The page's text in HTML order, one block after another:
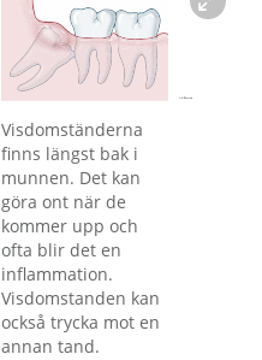
Förstora bilden
Visdomständerna
finns längst bak i
munnen. Det kan
göra ont när de
kommer upp och
ofta blir det en
inflammation.
Visdomstanden kan
också trycka mot en
annan tand.